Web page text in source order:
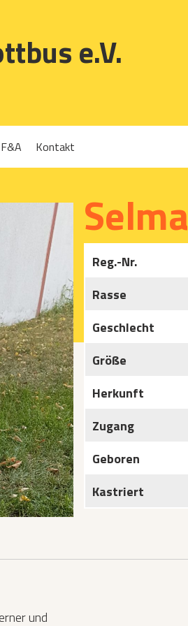
e.V.
Bundesfreiwilligendienst/Praktikum
F&A Kontakt
Selma
Reg.-Nr.
Rasse
Geschlecht
Größe
Herkunft
Zugang
Geboren
Kastriert
und